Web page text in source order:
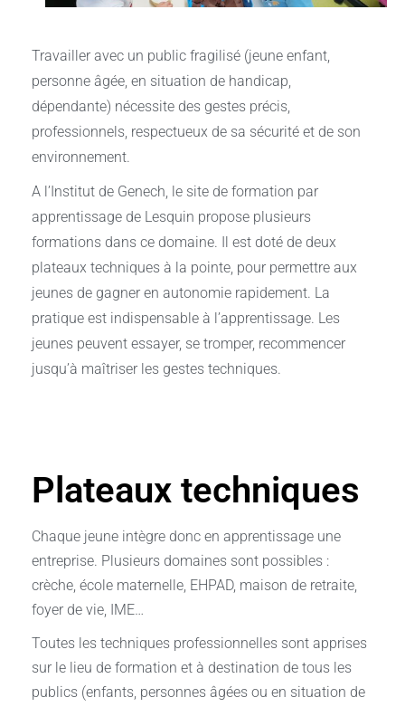
Travailler avec un public fragilisé (jeune enfant,
personne âgée, en situation de handicap,
dépendante) nécessite des gestes précis,
professionnels, respectueux de sa sécurité et de son
environnement.
A l’Institut de Genech, le site de formation par
apprentissage de Lesquin propose plusieurs
formations dans ce domaine. Il est doté de deux
plateaux techniques à la pointe, pour permettre aux
jeunes de gagner en autonomie rapidement. La
pratique est indispensable à l’apprentissage. Les
jeunes peuvent essayer, se tromper, recommencer
jusqu’à maîtriser les gestes techniques.
Plateaux techniques
Chaque jeune intègre donc en apprentissage une
entreprise. Plusieurs domaines sont possibles :
crèche, école maternelle, EHPAD, maison de retraite,
foyer de vie, IME…
Toutes les techniques professionnelles sont apprises
sur le lieu de formation et à destination de tous les
publics (enfants, personnes âgées ou en situation de